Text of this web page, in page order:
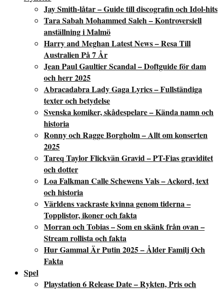
Jay Smith-låtar – Guide till discografin och Idol-hits
Tara Sabah Mohammed Saleh – Kontroversiell
anställning i Malmö
Harry and Meghan Latest News – Resa Till
Australien På 7 År
Jean Paul Gaultier Scandal – Doftguide för dam
och herr 2025
Abracadabra Lady Gaga Lyrics – Fullständiga
texter och betydelse
Svenska komiker, skådespelare – Kända namn och
historia
Ronny och Ragge Borgholm – Allt om konserten
2025
Tareq Taylor Flickvän Gravid – PT-Fias graviditet
och dotter
Loa Falkman Calle Schewens Vals – Ackord, text
och historia
Världens vackraste kvinna genom tiderna –
Topplistor, ikoner och fakta
Morran och Tobias – Som en skänk från ovan –
Stream rollista och fakta
Hur Gammal Är Putin 2025 – Ålder Familj Och
Fakta
Spel
Playstation 6 Release Date – Rykten, Pris och